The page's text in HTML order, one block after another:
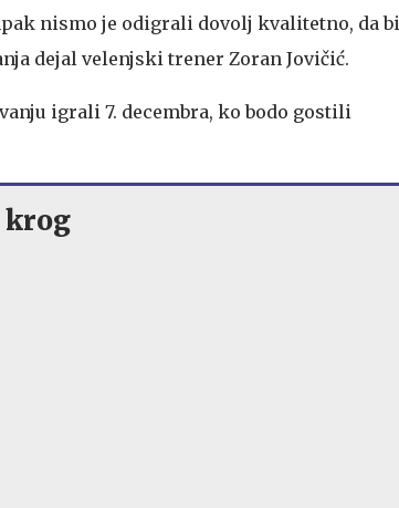
nismo je odigrali dovolj kvalitetno, da bi
dejal velenjski trener Zoran Jovičić.
igrali 7. decembra, ko bodo gostili
krog